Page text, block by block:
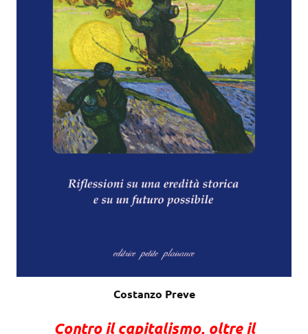
Costanzo Preve
Contro il capitalismo, oltre il